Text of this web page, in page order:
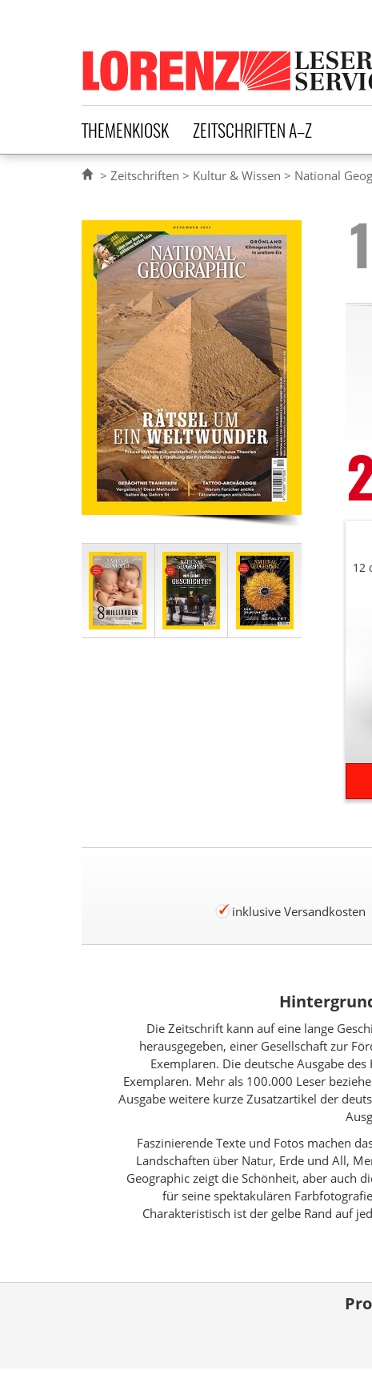
Lorenz Leserservice
THEMENKIOSK ZEITSCHRIFTEN A–Z
Zeitschriften Kultur & Wissen National
1
12
inklusive Versandkosten
Die Zeitschrift kann auf eine lange
herausgegeben, einer Gesellschaft zur
Exemplaren. Die deutsche Ausgabe
Exemplaren. Mehr als 100.000 Leser
Ausgabe weitere kurze Zusatzartikel der
Faszinierende Texte und Fotos machen
Landschaften über Natur, Erde und All,
Geographic zeigt die Schönheit, aber auch
für seine spektakulären
Charakteristisch ist der gelbe Rand auf